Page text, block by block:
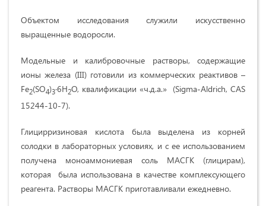
Объектом исследования служили искусственно
выращенные водоросли.
Модельные и калибровочные растворы, содержащие
ионы железа (III) готовили из коммерческих реактивов –
Fe2(SO4)3∙6H2O, квалификации «ч.д.а.» (Sigma-Aldrich, CAS
15244-10-7).
Глицирризиновая кислота была выделена из корней
солодки в лабораторных условиях, и с ее использованием
получена моноаммониевая соль МАСГК (глицирам),
которая была использована в качестве комплексующего
реагента. Растворы МАСГК приготавливали ежедневно.